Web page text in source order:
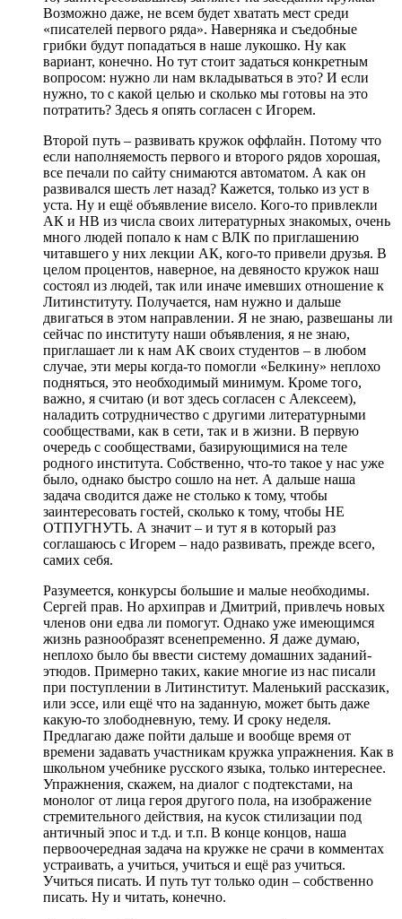
Возможно даже, не всем будет хватать мест среди
«писателей первого ряда». Наверняка и съедобные
грибки будут попадаться в наше лукошко. Ну как
вариант, конечно. Но тут стоит задаться конкретным
вопросом: нужно ли нам вкладываться в это? И если
нужно, то с какой целью и сколько мы готовы на это
потратить? Здесь я опять согласен с Игорем.
Второй путь – развивать кружок оффлайн. Потому что
если наполняемость первого и второго рядов хорошая,
все печали по сайту снимаются автоматом. А как он
развивался шесть лет назад? Кажется, только из уст в
уста. Ну и ещё объявление висело. Кого-то привлекли
АК и НВ из числа своих литературных знакомых, очень
много людей попало к нам с ВЛК по приглашению
читавшего у них лекции АК, кого-то привели друзья. В
целом процентов, наверное, на девяносто кружок наш
состоял из людей, так или иначе имевших отношение к
Литинституту. Получается, нам нужно и дальше
двигаться в этом направлении. Я не знаю, развешаны ли
сейчас по институту наши объявления, я не знаю,
приглашает ли к нам АК своих студентов – в любом
случае, эти меры когда-то помогли «Белкину» неплохо
подняться, это необходимый минимум. Кроме того,
важно, я считаю (и вот здесь согласен с Алексеем),
наладить сотрудничество с другими литературными
сообществами, как в сети, так и в жизни. В первую
очередь с сообществами, базирующимися на теле
родного института. Собственно, что-то такое у нас уже
было, однако быстро сошло на нет. А дальше наша
задача сводится даже не столько к тому, чтобы
заинтересовать гостей, сколько к тому, чтобы НЕ
ОТПУГНУТЬ. А значит – и тут я в который раз
соглашаюсь с Игорем – надо развивать, прежде всего,
самих себя.
Разумеется, конкурсы большие и малые необходимы.
Сергей прав. Но архиправ и Дмитрий, привлечь новых
членов они едва ли помогут. Однако уже имеющимся
жизнь разнообразят всенепременно. Я даже думаю,
неплохо было бы ввести систему домашних заданий-
этюдов. Примерно таких, какие многие из нас писали
при поступлении в Литинститут. Маленький рассказик,
или эссе, или ещё что на заданную, может быть даже
какую-то злободневную, тему. И сроку неделя.
Предлагаю даже пойти дальше и вообще время от
времени задавать участникам кружка упражнения. Как в
школьном учебнике русского языка, только интереснее.
Упражнения, скажем, на диалог с подтекстами, на
монолог от лица героя другого пола, на изображение
стремительного действия, на кусок стилизации под
античный эпос и т.д. и т.п. В конце концов, наша
первоочередная задача на кружке не срачи в комментах
устраивать, а учиться, учиться и ещё раз учиться.
Учиться писать. И путь тут только один – собственно
писать. Ну и читать, конечно.